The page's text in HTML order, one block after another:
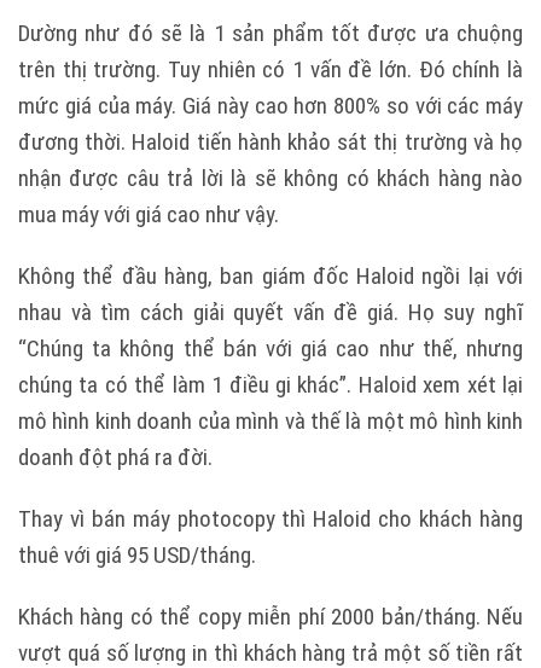
Dường như đó sẽ là 1 sản phẩm tốt được ưa chuộng
trên thị trường. Tuy nhiên có 1 vấn đề lớn. Đó chính là
mức giá của máy. Giá này cao hơn 800% so với các máy
đương thời. Haloid tiến hành khảo sát thị trường và họ
nhận được câu trả lời là sẽ không có khách hàng nào
mua máy với giá cao như vậy.
Không thể đầu hàng, ban giám đốc Haloid ngồi lại với
nhau và tìm cách giải quyết vấn đề giá. Họ suy nghĩ
“Chúng ta không thể bán với giá cao như thế, nhưng
chúng ta có thể làm 1 điều gi khác”. Haloid xem xét lại
mô hình kinh doanh của mình và thế là một mô hình kinh
doanh đột phá ra đời.
Thay vì bán máy photocopy thì Haloid cho khách hàng
thuê với giá 95 USD/tháng.
Khách hàng có thể copy miễn phí 2000 bản/tháng. Nếu
vượt quá số lượng in thì khách hàng trả một số tiền rất